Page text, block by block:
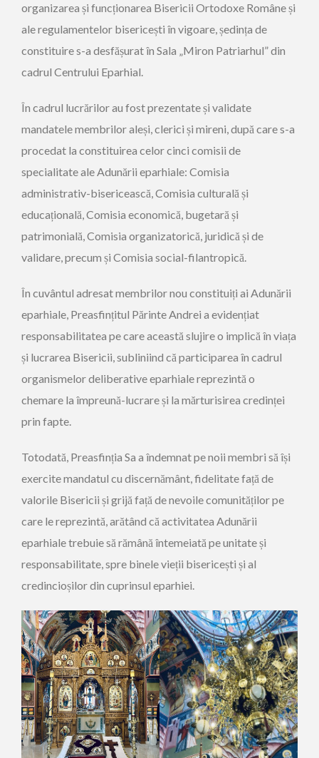
organizarea și funcționarea Bisericii Ortodoxe Române și
ale regulamentelor bisericești în vigoare, ședința de
constituire s-a desfășurat în Sala „Miron Patriarhul” din
cadrul Centrului Eparhial.
În cadrul lucrărilor au fost prezentate și validate
mandatele membrilor aleși, clerici și mireni, după care s-a
procedat la constituirea celor cinci comisii de
specialitate ale Adunării eparhiale: Comisia
administrativ-bisericească, Comisia culturală și
educațională, Comisia economică, bugetară și
patrimonială, Comisia organizatorică, juridică și de
validare, precum și Comisia social-filantropică.
În cuvântul adresat membrilor nou constituiți ai Adunării
eparhiale, Preasfințitul Părinte Andrei a evidențiat
responsabilitatea pe care această slujire o implică în viața
și lucrarea Bisericii, subliniind că participarea în cadrul
organismelor deliberative eparhiale reprezintă o
chemare la împreună-lucrare și la mărturisirea credinței
prin fapte.
Totodată, Preasfinția Sa a îndemnat pe noii membri să își
exercite mandatul cu discernământ, fidelitate față de
valorile Bisericii și grijă față de nevoile comunităților pe
care le reprezintă, arătând că activitatea Adunării
eparhiale trebuie să rămână întemeiată pe unitate și
responsabilitate, spre binele vieții bisericești și al
credincioșilor din cuprinsul eparhiei.